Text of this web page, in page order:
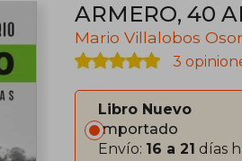
ARMERO, 40
Mario Villalobos
3
Libro Nuevo
Importado
Envío: 16 a 21 días